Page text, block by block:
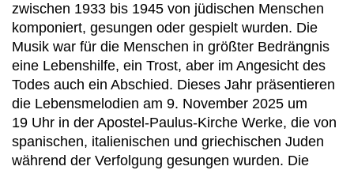
zwischen 1933 bis 1945 von jüdischen Menschen
komponiert, gesungen oder gespielt wurden. Die
Musik war für die Menschen in größter Bedrängnis
eine Lebenshilfe, ein Trost, aber im Angesicht des
Todes auch ein Abschied. Dieses Jahr präsentieren
die Lebensmelodien am 9. November 2025 um
19 Uhr in der Apostel-Paulus-Kirche Werke, die von
spanischen, italienischen und griechischen Juden
während der Verfolgung gesungen wurden. Die